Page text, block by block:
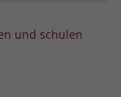
und schulen